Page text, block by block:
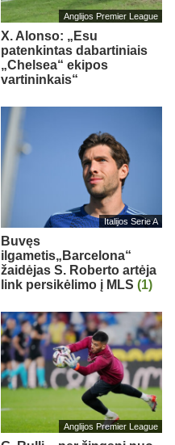
Anglijos Premier League
X. Alonso: „Esu
patenkintas dabartiniais
„Chelsea“ ekipos
vartininkais“
Italijos Serie A
Buvęs
ilgametis„Barcelona“
žaidėjas S. Roberto artėja
link persikėlimo į MLS (1)
Anglijos Premier League